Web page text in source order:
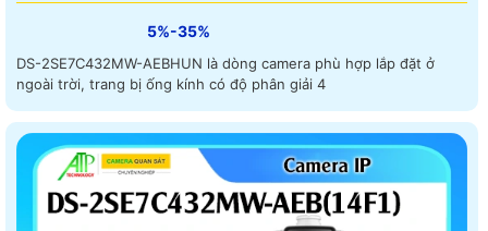
5%-35%
DS-2SE7C432MW-AEBHUN là dòng camera phù hợp lắp đặt ở
ngoài trời, trang bị ống kính có độ phân giải 4